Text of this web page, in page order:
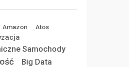
Amazon Atos
Samochody
Big Data